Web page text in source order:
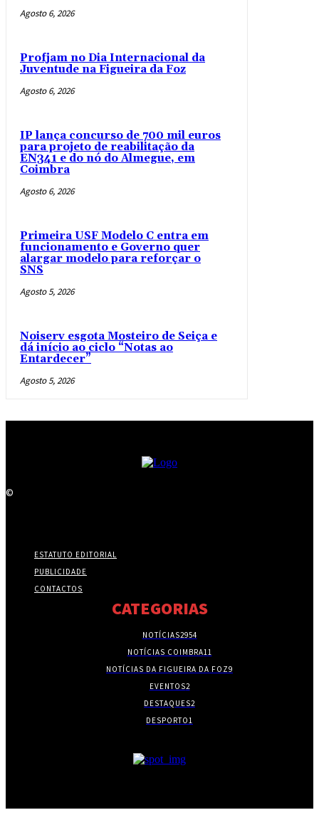
Agosto 6, 2026
Profjam no Dia Internacional da
Juventude na Figueira da Foz
Agosto 6, 2026
IP lança concurso de 700 mil euros
para projeto de reabilitação da
EN341 e do nó do Almegue, em
Coimbra
Agosto 6, 2026
Primeira USF Modelo C entra em
funcionamento e Governo quer
alargar modelo para reforçar o
SNS
Agosto 5, 2026
Noiserv esgota Mosteiro de Seiça e
dá início ao ciclo “Notas ao
Entardecer”
Agosto 5, 2026
©
ESTATUTO EDITORIAL
PUBLICIDADE
CONTACTOS
CATEGORIAS
NOTÍCIAS2954
NOTÍCIAS COIMBRA11
NOTÍCIAS DA FIGUEIRA DA FOZ9
EVENTOS2
DESTAQUES2
DESPORTO1